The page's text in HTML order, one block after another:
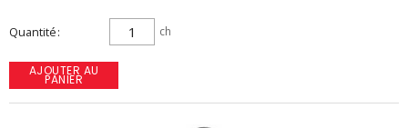
Quantité ch
AJOUTER AU
PANIER